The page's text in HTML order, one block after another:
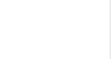
Épée démoniaque